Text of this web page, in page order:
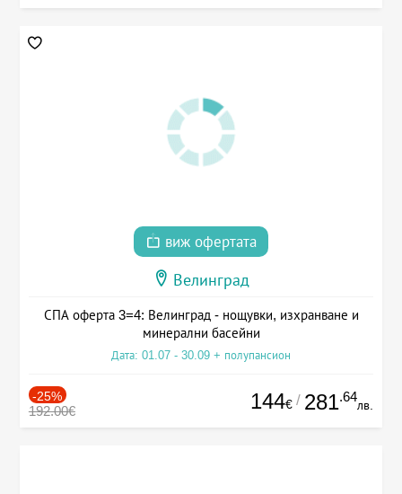
виж офертата
Велинград
СПА оферта 3=4: Велинград - нощувки, изхранване и
минерални басейни
Дата: 01.07 - 30.09 + полупансион
-25%
192.00€ 144€ / 281.64
лв.